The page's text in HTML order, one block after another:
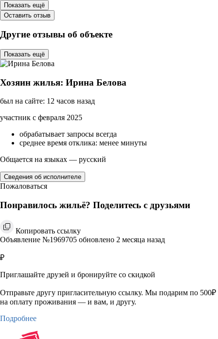
Показать ещё
Оставить отзыв
Другие отзывы об объекте
Показать ещё
Хозяин жилья: Ирина Белова
был на сайте: 12 часов назад
участник с февраля 2025
обрабатывает запросы всегда
среднее время отклика: менее минуты
Общается на языках — русский
Сведения об исполнителе
Пожаловаться
Понравилось жильё? Поделитесь с друзьями
Копировать ссылку
Объявление №1969705 обновлено 2 месяца назад
₽
Приглашайте друзей и бронируйте со скидкой
Отправьте другу пригласительную ссылку. Мы подарим по 500₽
на оплату проживания — и вам, и другу.
Подробнее